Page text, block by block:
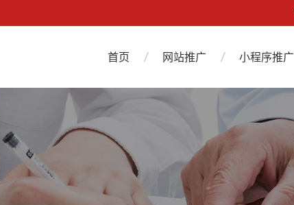
首页 网站推广 小程序推广